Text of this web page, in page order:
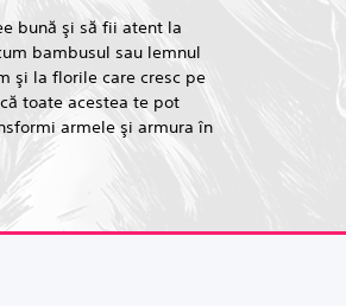
bună şi să fii atent la
bambusul sau lemnul
şi la florile care cresc pe
toate acestea te pot
armele şi armura în